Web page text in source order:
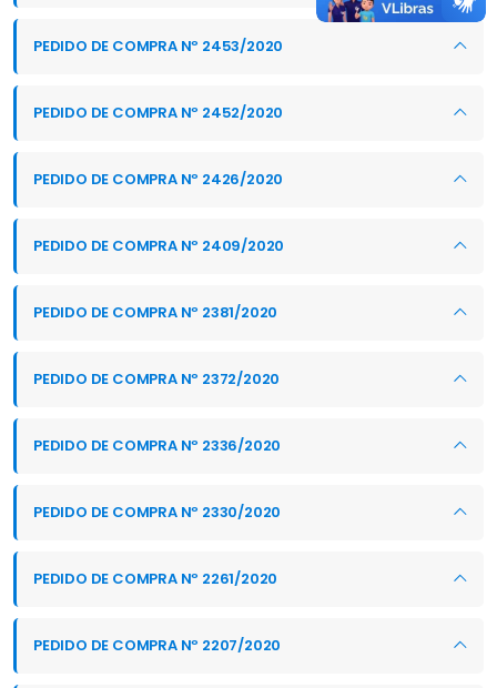
PEDIDO DE COMPRA Nº 2453/2020
PEDIDO DE COMPRA Nº 2452/2020
PEDIDO DE COMPRA Nº 2426/2020
PEDIDO DE COMPRA Nº 2409/2020
PEDIDO DE COMPRA Nº 2381/2020
PEDIDO DE COMPRA Nº 2372/2020
PEDIDO DE COMPRA Nº 2336/2020
PEDIDO DE COMPRA Nº 2330/2020
PEDIDO DE COMPRA Nº 2261/2020
PEDIDO DE COMPRA Nº 2207/2020